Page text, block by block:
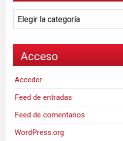
Categorías
Acceso
Acceder
Feed de entradas
Feed de comentarios
WordPress.org